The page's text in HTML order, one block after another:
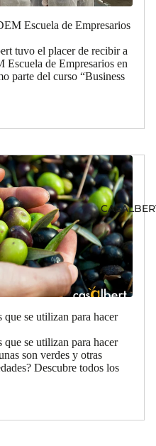
Escuela de Empresarios
tuvo el placer de recibir a
Escuela de Empresarios en
parte del curso “Business
que se utilizan para hacer
que se utilizan para hacer
son verdes y otras
Descubre todos los